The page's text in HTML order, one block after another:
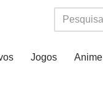
Jogos Anime